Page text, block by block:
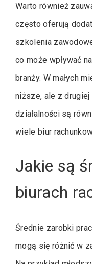
Warto również
często oferują
szkolenia
co może wpływać
branży. W małych
niższe, ale z
działalności są
wiele biur
Jakie są
biurach
Średnie zarobki
mogą się różnić w